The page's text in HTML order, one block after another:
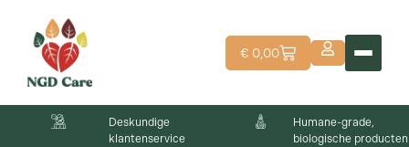
€ 0,00
Deskundige
klantenservice
Humane-grade,
biologische producten